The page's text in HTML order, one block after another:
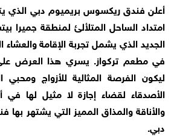
أعلن فندق ريكسوس بريميوم دبي الذي
امتداد الساحل المتلألئ لمنطقة
الجديد الذي يشمل تجربة الإقامة
في مطعم تركواز. يسري هذا العرض
ليكون الفرصة المثالية للأزواج
الأصدقاء لقضاء إجازة لا مثيل لها في
والأناقة والمذاق المميز التي يشتهر
دبي.